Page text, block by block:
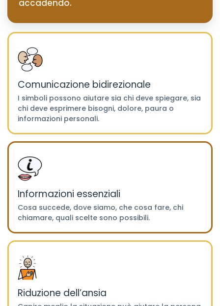
accadendo.
Comunicazione bidirezionale
I simboli possono aiutare sia chi deve spiegare, sia
chi deve esprimere bisogni, dolore, paura o
informazioni personali.
Informazioni essenziali
Cosa succede, dove siamo, che cosa fare, chi
chiamare, quali scelte sono possibili.
Riduzione dell’ansia